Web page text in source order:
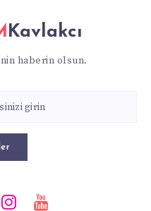
MKavlakcı
haberin olsun.